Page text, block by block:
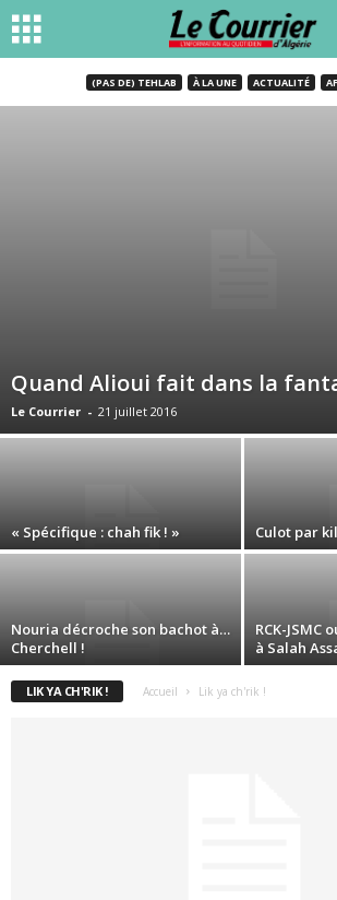
(PAS DE) TEHLAB À LA UNE ACTUALITÉ
Quand Alioui fait dans la
Le Courrier - 21 juillet 2016
« Spécifique : chah fik ! » Culot par
Nouria décroche son bachot à…
Cherchell !
RCK-JSMC
à Salah
LIK YA CH'RIK ! Accueil Lik ya ch'rik !